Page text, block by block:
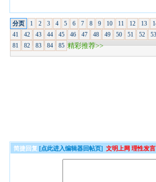
分页 1 2 3 4 5 6 7 8 9 10 11 12 13
41
42 43 44 45 46 47 48 49 50 51 52 53
81
82 83 84 85 精彩推荐>>
简捷回复 [点此进入编辑器回帖页] 文明上网 理性发言